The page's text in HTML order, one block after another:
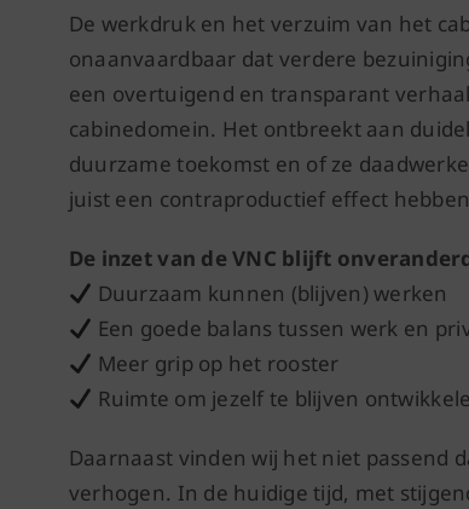
De werkdruk en het verzuim van het
onaanvaardbaar dat verdere
een overtuigend en transparant
cabinedomein. Het ontbreekt aan
duurzame toekomst en of ze
juist een contraproductief effect
De inzet van de VNC blijft
Duurzaam kunnen (blijven) werken
Een goede balans tussen werk en
Meer grip op het rooster
Ruimte om jezelf te blijven
Daarnaast vinden wij het niet passend
verhogen. In de huidige tijd, met